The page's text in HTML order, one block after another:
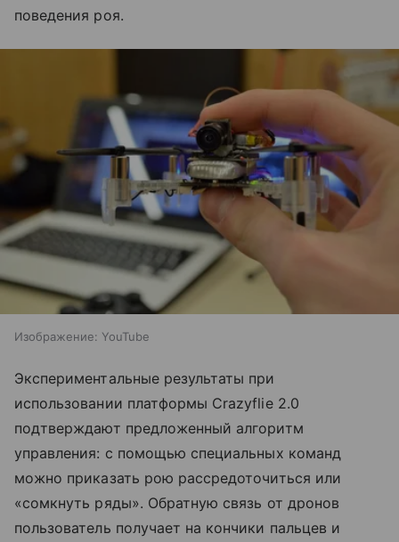
поведения роя.
Изображение: YouTube
Экспериментальные результаты при
использовании платформы Crazyflie 2.0
подтверждают предложенный алгоритм
управления: с помощью специальных команд
можно приказать рою рассредоточиться или
«сомкнуть ряды». Обратную связь от дронов
пользователь получает на кончики пальцев и